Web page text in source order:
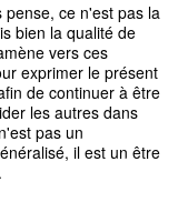
ce n'est pas la
bien la qualité de
vers ces
exprimer le présent
de continuer à être
les autres dans
pas un
il est un être